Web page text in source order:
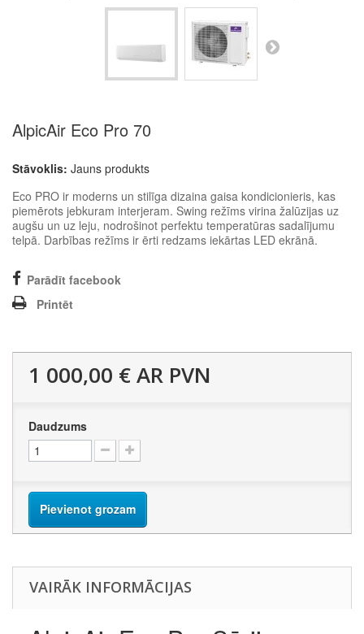
AlpicAir Eco Pro 70
Stāvoklis: Jauns produkts
Eco PRO ir moderns un stilīga dizaina gaisa kondicionieris, kas
piemērots jebkuram interjeram. Swing režīms virina žalūzijas uz
augšu un uz leju, nodrošinot perfektu temperatūras sadalījumu
telpā. Darbības režīms ir ērti redzams iekārtas LED ekrānā.
Parādīt facebook
Printēt
1 000,00 €AR PVN
Daudzums
Pievienot grozam
VAIRĀK INFORMĀCIJAS